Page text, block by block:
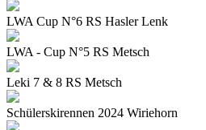
LWA Cup N°6 RS Hasler Lenk
LWA - Cup N°5 RS Metsch
Leki 7 & 8 RS Metsch
Schülerskirennen 2024 Wiriehorn